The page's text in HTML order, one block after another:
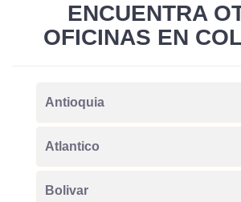
ENCUENTRA
OFICINAS EN
Antioquia
Atlantico
Bolivar